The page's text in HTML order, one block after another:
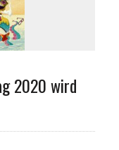
2020 wird